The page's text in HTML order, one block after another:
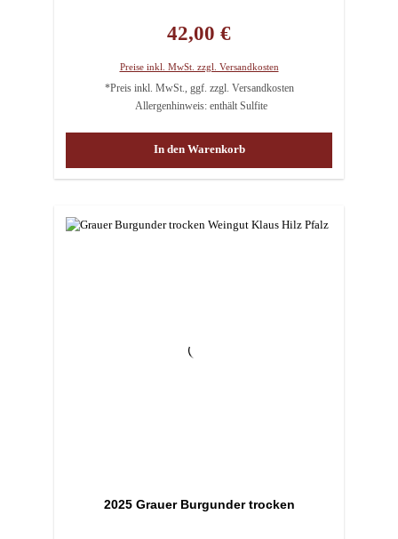
42,00 €
Preise inkl. MwSt. zzgl. Versandkosten
*Preis inkl. MwSt., ggf. zzgl. Versandkosten
Allergenhinweis: enthält Sulfite
In den Warenkorb
2025 Grauer Burgunder trocken